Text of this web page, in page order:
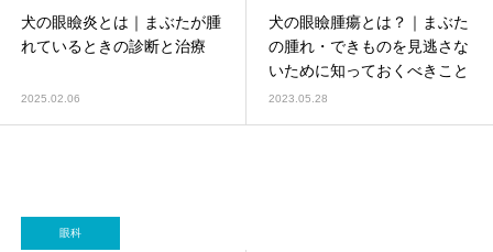
犬の眼瞼炎とは｜まぶたが腫
れているときの診断と治療
2025.02.06
犬の眼瞼腫瘍とは？｜まぶた
の腫れ・できものを見逃さな
いために知っておくべきこと
2023.05.28
眼科